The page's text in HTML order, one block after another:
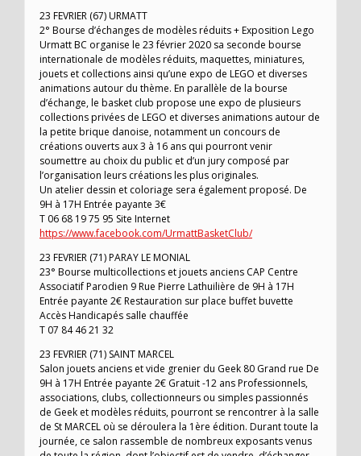
23 FEVRIER (67) URMATT
2° Bourse d’échanges de modèles réduits + Exposition Lego
Urmatt BC organise le 23 février 2020 sa seconde bourse
internationale de modèles réduits, maquettes, miniatures,
jouets et collections ainsi qu’une expo de LEGO et diverses
animations autour du thème. En parallèle de la bourse
d’échange, le basket club propose une expo de plusieurs
collections privées de LEGO et diverses animations autour de
la petite brique danoise, notamment un concours de
créations ouverts aux 3 à 16 ans qui pourront venir
soumettre au choix du public et d’un jury composé par
l’organisation leurs créations les plus originales.
Un atelier dessin et coloriage sera également proposé. De
9H à 17H Entrée payante 3€
T 06 68 19 75 95 Site Internet
https://www.facebook.com/UrmattBasketClub/
23 FEVRIER (71) PARAY LE MONIAL
23° Bourse multicollections et jouets anciens CAP Centre
Associatif Parodien 9 Rue Pierre Lathuilière de 9H à 17H
Entrée payante 2€ Restauration sur place buffet buvette
Accès Handicapés salle chauffée
T 07 84 46 21 32
23 FEVRIER (71) SAINT MARCEL
Salon jouets anciens et vide grenier du Geek 80 Grand rue De
9H à 17H Entrée payante 2€ Gratuit -12 ans Professionnels,
associations, clubs, collectionneurs ou simples passionnés
de Geek et modèles réduits, pourront se rencontrer à la salle
de St MARCEL où se déroulera la 1ère édition. Durant toute la
journée, ce salon rassemble de nombreux exposants venus